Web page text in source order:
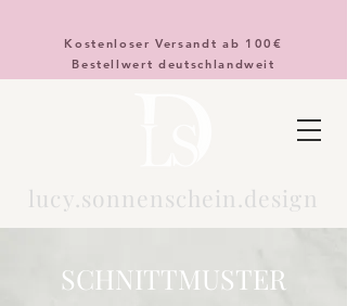
lucy.sonnenschein.design
Kostenloser Versandt ab 100€
Bestellwert deutschlandweit
SCHNITTMUSTER